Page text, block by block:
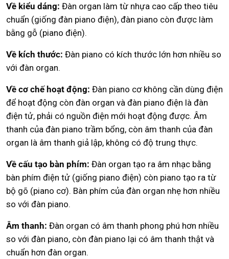
Về kiểu dáng: Đàn organ làm từ nhựa cao cấp theo tiêu
chuẩn (giống đàn piano điện), đàn piano còn được làm
bằng gỗ (piano điện).
Về kích thước: Đàn piano có kích thước lớn hơn nhiều so
với đàn organ.
Về cơ chế hoạt động: Đàn piano cơ không cần dùng điện
để hoạt động còn đàn organ và đàn piano điện là đàn
điện tử, phải có nguồn điện mới hoạt động được. Âm
thanh của đàn piano trầm bổng, còn âm thanh của đàn
organ là âm thanh giả lập, không có độ trung thực.
Về cấu tạo bàn phím: Đàn organ tạo ra âm nhạc bằng
bàn phím điện tử (giống piano điện) còn piano tạo ra từ
bộ gõ (piano cơ). Bàn phím của đàn organ nhẹ hơn nhiều
so với đàn piano.
Âm thanh: Đàn organ có âm thanh phong phú hơn nhiều
so với đàn piano, còn đàn piano lại có âm thanh thật và
chuẩn hơn đàn organ.